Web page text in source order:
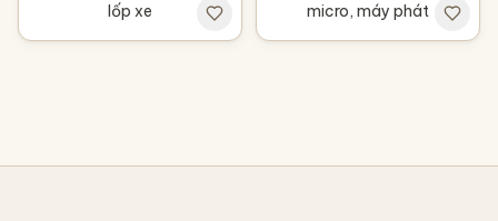
lốp xe
micro, máy phát